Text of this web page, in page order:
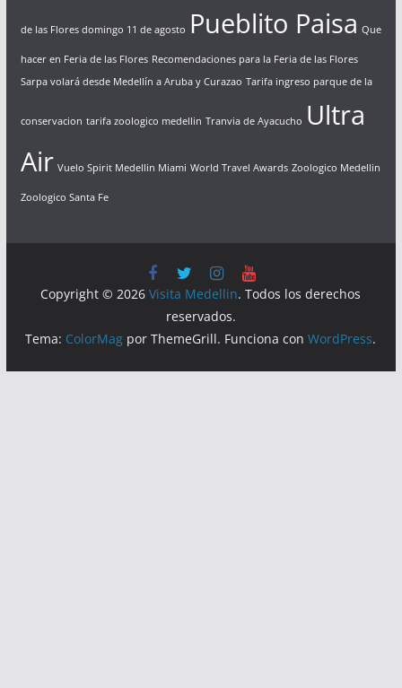
de las Flores domingo 11 de agosto Pueblito Paisa Que
hacer en Feria de las Flores Recomendaciones para la Feria de las Flores
Sarpa volará desde Medellín a Aruba y Curazao Tarifa ingreso parque de la
conservacion tarifa zoologico medellin Tranvia de Ayacucho Ultra
Air Vuelo Spirit Medellin Miami World Travel Awards Zoologico Medellin
Zoologico Santa Fe
Copyright © 2026Visita Medellin. Todos los derechos
reservados.
Tema: ColorMag por ThemeGrill. Funciona conWordPress.